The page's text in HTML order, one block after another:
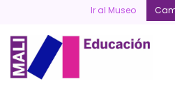
content
Ir al Museo